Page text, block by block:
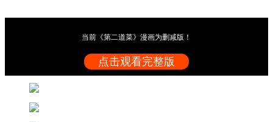
当前《第二道菜》漫画为删减版！
点击观看完整版